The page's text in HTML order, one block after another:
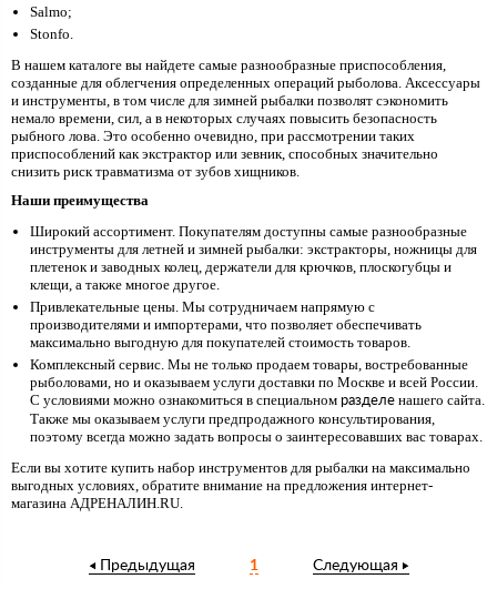
Salmo;
Stonfo.
В нашем каталоге вы найдете самые разнообразные приспособления,
созданные для облегчения определенных операций рыболова. Аксессуары
и инструменты, в том числе для зимней рыбалки позволят сэкономить
немало времени, сил, а в некоторых случаях повысить безопасность
рыбного лова. Это особенно очевидно, при рассмотрении таких
приспособлений как экстрактор или зевник, способных значительно
снизить риск травматизма от зубов хищников.
Наши преимущества
Широкий ассортимент. Покупателям доступны самые разнообразные
инструменты для летней и зимней рыбалки: экстракторы, ножницы для
плетенок и заводных колец, держатели для крючков, плоскогубцы и
клещи, а также многое другое.
Привлекательные цены. Мы сотрудничаем напрямую с
производителями и импортерами, что позволяет обеспечивать
максимально выгодную для покупателей стоимость товаров.
Комплексный сервис. Мы не только продаем товары, востребованные
рыболовами, но и оказываем услуги доставки по Москве и всей России.
С условиями можно ознакомиться в специальном разделе нашего сайта.
Также мы оказываем услуги предпродажного консультирования,
поэтому всегда можно задать вопросы о заинтересовавших вас товарах.
Если вы хотите купить набор инструментов для рыбалки на максимально
выгодных условиях, обратите внимание на предложения интернет-
магазина АДРЕНАЛИН.RU.
Предыдущая 1 Следующая